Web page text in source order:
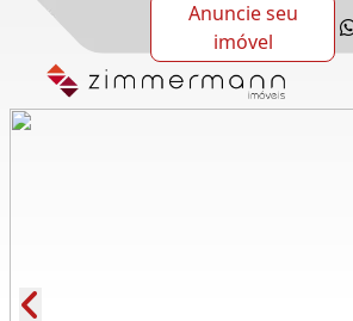
Anuncie seu
imóvel